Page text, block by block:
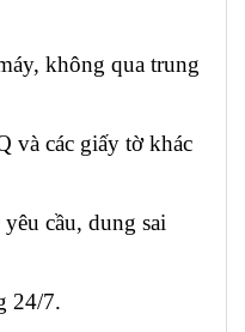
không qua trung
và các giấy tờ khác
cầu, dung sai
24/7.